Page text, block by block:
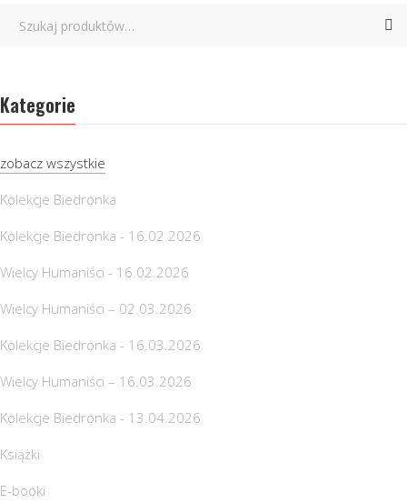
Kategorie
zobacz wszystkie
Kolekcje Biedronka
Kolekcje Biedronka - 16.02.2026
Wielcy Humaniści - 16.02.2026
Wielcy Humaniści – 02.03.2026
Kolekcje Biedronka - 16.03.2026
Wielcy Humaniści – 16.03.2026
Kolekcje Biedronka - 13.04.2026
Książki
E-booki